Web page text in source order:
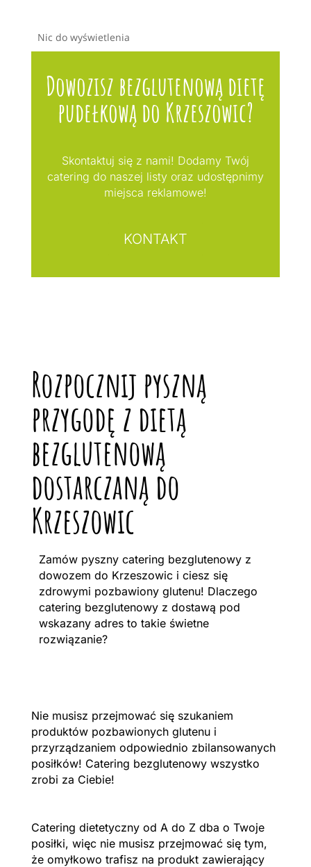
Nic do wyświetlenia
Dowozisz bezglutenową dietę
pudełkową do Krzeszowic?
Skontaktuj się z nami! Dodamy Twój
catering do naszej listy oraz udostępnimy
miejsca reklamowe!
KONTAKT
Rozpocznij pyszną
przygodę z dietą
bezglutenową
dostarczaną do
Krzeszowic
Zamów pyszny catering bezglutenowy z
dowozem do Krzeszowic i ciesz się
zdrowymi pozbawiony glutenu! Dlaczego
catering bezglutenowy z dostawą pod
wskazany adres to takie świetne
rozwiązanie?
Nie musisz przejmować się szukaniem
produktów pozbawionych glutenu i
przyrządzaniem odpowiednio zbilansowanych
posiłków! Catering bezglutenowy wszystko
zrobi za Ciebie!
Catering dietetyczny od A do Z dba o Twoje
posiłki, więc nie musisz przejmować się tym,
że omyłkowo trafisz na produkt zawierający